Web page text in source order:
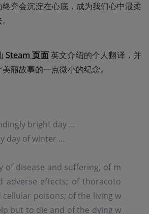
究会沉淀在心底，成为我们心中最柔
Steam 页面 英文介绍的个人翻译，并
丽故事的一点微小的纪念。
bright day …
day of winter …
of disease and suffering; of m
adverse effects; of thoracoto
cellular poisons; of the living w
but to die and of the dying w